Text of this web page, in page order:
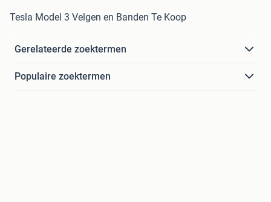
Tesla Model 3 Velgen en Banden Te Koop
Gerelateerde zoektermen
Populaire zoektermen